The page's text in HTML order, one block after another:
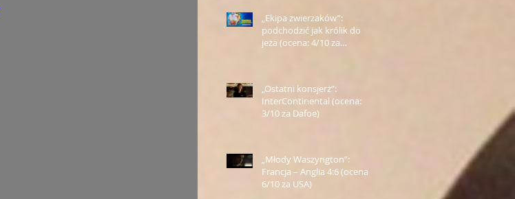
„Ekipa zwierzaków”:
podchodzić jak królik do
jeża (ocena: 4/10 za
„Ostatni konsjerż”:
InterContinental (ocena:
3/10 za Dafoe)
„Młody Waszyngton”:
Francja – Anglia 4:6 (ocena:
6/10 za USA)